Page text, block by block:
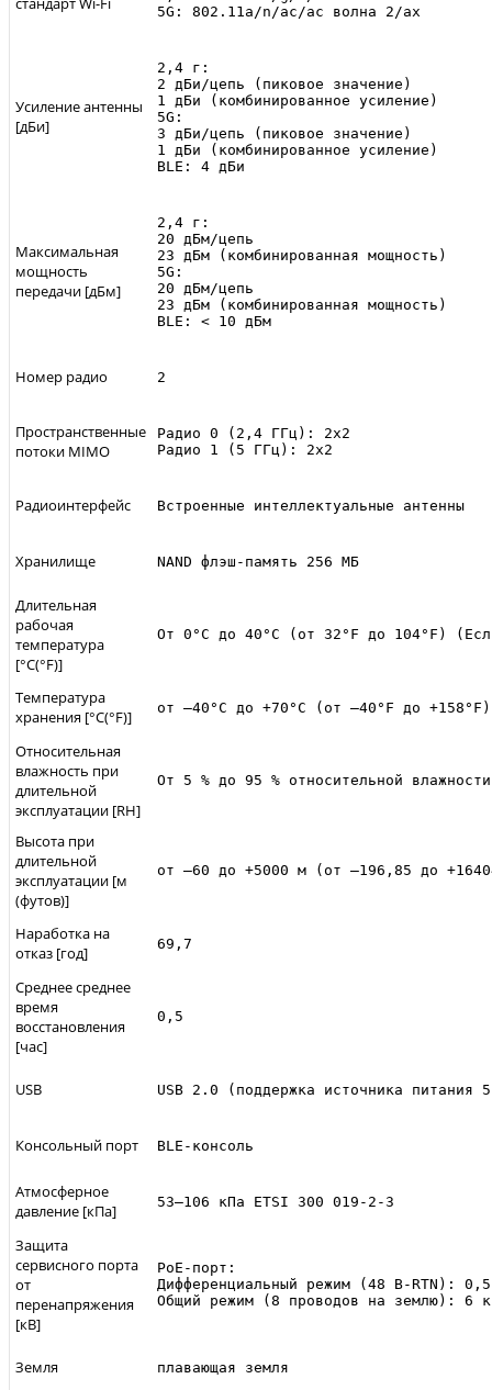
5G: 802.11a/n/ac/ac волна 2/ax
Усиление антенны
[дБи]
2,4 г:
2 дБи/цепь (пиковое значение)
1 дБи (комбинированное усиление)
5G:
3 дБи/цепь (пиковое значение)
1 дБи (комбинированное усиление)
BLE: 4 дБи
Максимальная
мощность
передачи [дБм]
2,4 г:
20 дБм/цепь
23 дБм (комбинированная мощность)
5G:
20 дБм/цепь
23 дБм (комбинированная мощность)
BLE: < 10 дБм
Номер радио 2
Пространственные
потоки MIMO
Радио 0 (2,4 ГГц): 2x2
Радио 1 (5 ГГц): 2х2
Радиоинтерфейс Встроенные интеллектуальные антенны
Хранилище NAND флэш-память 256 МБ
Длительная
рабочая
температура
[°C(°F)]
От 0°C до 40°C (от 32°F до 104°F)
Температура
хранения [°C(°F)]
от –40°C до +70°C (от –40°F до +158°F)
Относительная
влажность при
длительной
эксплуатации [RH]
От 5 % до 95 % относительной влажности
Высота при
длительной
эксплуатации [м
(футов)]
от –60 до +5000 м (от –196,85 до
Наработка на
отказ [год]
69,7
Среднее среднее
время
восстановления
[час]
0,5
USB USB 2.0 (поддержка источника питания
Консольный порт BLE-консоль
Атмосферное
давление [кПа]
53–106 кПа ETSI 300 019-2-3
Защита
сервисного порта
от
перенапряжения
[кВ]
PoE-порт:
Дифференциальный режим (48 В-RTN):
Общий режим (8 проводов на землю):
Земля плавающая земля